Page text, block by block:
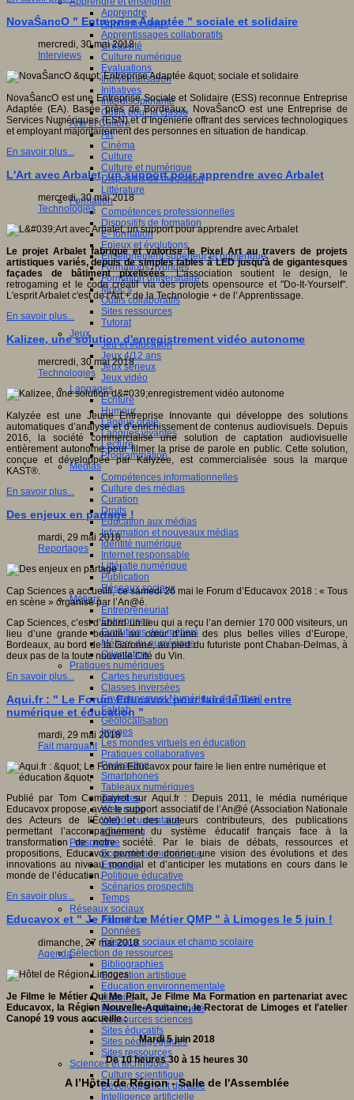
Apprendre
Apprentissages
Apprentissages collaboratifs
Créativité
Culture numérique
Evaluations
Individualisation
Initiatives
Interdisciplinarité
Outils pour la classe
Arts et Culture
Art
Cinéma
Culture
Culture et numérique
Dispositifs de médiation
Littérature
Formation
Compétences professionnelles
Dispositifs de formation
E- formation
Enjeux et évolutions
Enseignement supérieur et numérique
Formations hybrides
Formation universitaire
Mooc’s
Outils collaboratifs
Sites ressources
Tutorat
Jeux
Jeu et éducation
Jeux 4/12 ans
Jeux sérieux
Jeux vidéo
Langages
Ecriture
Humour
Langue orale
Langues vivantes
Lecture
Programmation
Médias
Compétences informationnelles
Culture des médias
Curation
Droits
Education aux médias
Information et nouveaux médias
Identité numérique
Internet responsable
Littératie numérique
Publication
Réseaux sociaux
Métiers
Entrepreneuriat
Entreprises
Evolutions des métiers
Métiers du numérique
Orientation
Pratiques numériques
Cartes heuristiques
Classes inversées
Environnement Numérique de Travail
Fablab
Géolocalisation
Images
Les mondes virtuels en éducation
Pratiques collaboratives
Podcasting
Smartphones
Tableaux numériques
Tablettes
Web radio
Webdocumentaire
eTwinning
Prospective
Ecosystème numérique
Espaces
Politique éducative
Scénarios prospectifs
Temps
Réseaux sociaux
Algorithme
Données
Réseaux sociaux et champ scolaire
Sélection de ressources
Bibliographies
Education artistique
Education environnementale
Histoire
Ressources citoyenneté
Ressources sciences
Sites éducatifs
Sites pédagogiques
Sites ressources
Sciences et techniques
Culture scientifique
Développement durable
Intelligence artificielle
NovaŜancO " Entreprise Adaptée " sociale et solidaire
mercredi, 30 mai 2018
Interviews
NovaŜancO est une Entreprise Sociale et Solidaire (ESS) reconnue Entreprise
Adaptée (EA). Basée près de Bordeaux, NovaŜancO est une Entreprise de
Services Numériques (ESN) et d’Ingénierie offrant des services technologiques
et employant majoritairement des personnes en situation de handicap.
En savoir plus...
L'Art avec Arbalet, un support pour apprendre avec Arbalet
mercredi, 30 mai 2018
Technologies
Le projet Arbalet fabrique et valorise le Pixel Art au travers de projets
artistiques variés, depuis de simples tables à LED jusqu'à de gigantesques
façades de bâtiment pixelisées. L'association soutient le design, le
retrogaming et le code créatif via des projets opensource et "Do-It-Yourself".
L'esprit Arbalet c'est de l'Art + de la Technologie + de l' Apprentissage.
En savoir plus...
Kalizee, une solution d'enregistrement vidéo autonome
mercredi, 30 mai 2018
Technologies
Kalyzée est une Jeune Entreprise Innovante qui développe des solutions
automatiques d’analyse et d’enrichissement de contenus audiovisuels. Depuis
2016, la société commercialise une solution de captation audiovisuelle
entièrement autonome pour filmer la prise de parole en public. Cette solution,
conçue et développée par Kalyzée, est commercialisée sous la marque
KAST®.
En savoir plus...
Des enjeux en partage !
mardi, 29 mai 2018
Reportages
Cap Sciences a accueilli, ce samedi 26 mai le Forum d’Educavox 2018 : « Tous
en scène » organisé par l’An@é.
Cap Sciences, c’est d’abord un lieu qui a reçu l’an dernier 170 000 visiteurs, un
lieu d’une grande beauté au cœur d’une des plus belles villes d’Europe,
Bordeaux, au bord de la Garonne, au pied du futuriste pont Chaban-Delmas, à
deux pas de la toute nouvelle Cité du Vin.
En savoir plus...
Aqui.fr : " Le Forum Educavox pour faire le lien entre
numérique et éducation "
mardi, 29 mai 2018
Fait marquant
Publié par Tom Compayrot sur Aqui.fr : Depuis 2011, le média numérique
Educavox propose, avec le support associatif de l’An@é (Association Nationale
des Acteurs de l’École) et des auteurs contributeurs, des publications
permettant l’accompagnement du système éducatif français face à la
transformation de notre société. Par le biais de débats, ressources et
propositions, Educavox permet de donner une vision des évolutions et des
innovations au niveau mondial et d’anticiper les mutations en cours dans le
monde de l’éducation.
En savoir plus...
Educavox et " Je Filme Le Métier QMP " à Limoges le 5 juin !
dimanche, 27 mai 2018
Agenda
Je Filme le Métier Qui Me Plait, Je Filme Ma Formation en partenariat avec
Educavox, la Région Nouvelle-Aquitaine, le Rectorat de Limoges et l'atelier
Canopé 19 vous accueille :
Mardi 5 juin 2018
De 10 heures 30 à 15 heures 30
A l’Hôtel de Région - Salle de l'Assemblée